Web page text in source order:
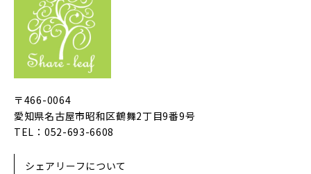
〒466-0064
愛知県名古屋市昭和区鶴舞2丁目9番9号
TEL：052-693-6608
シェアリーフについて